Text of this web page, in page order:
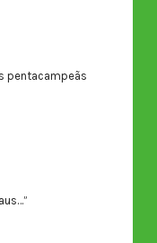
pentacampeãs